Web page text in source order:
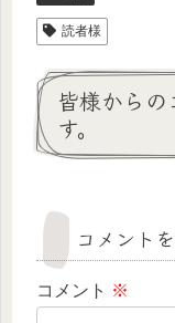
読者様
皆様から
す。
コメント
コメント ※